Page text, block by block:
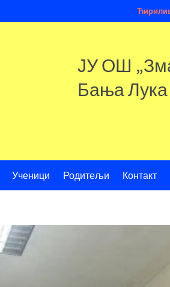
ЈУ ОШ
Бања Лука
Ученици Родитељи Контакт